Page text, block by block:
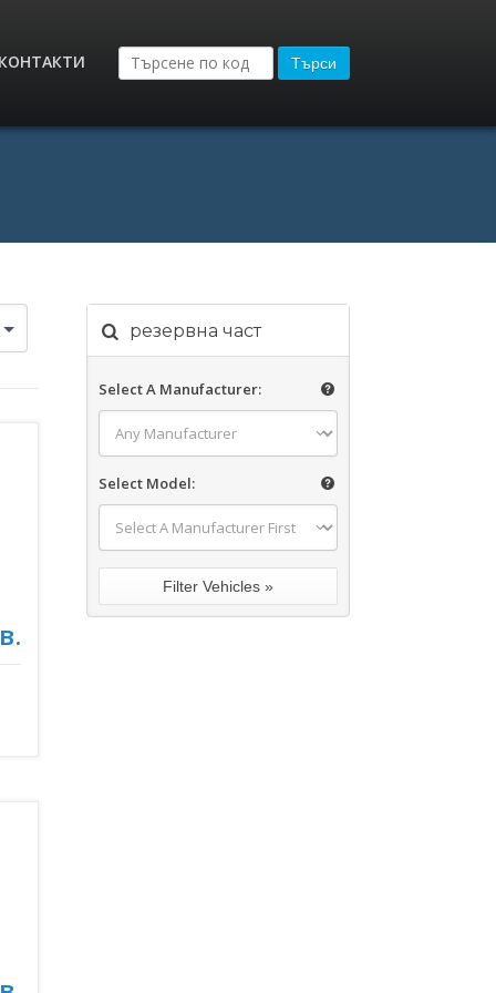
Търси
резервна част
Select A Manufacturer:
Select Model: